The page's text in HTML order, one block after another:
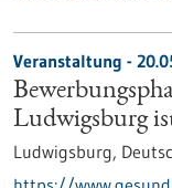
Veranstaltung -
Ludwigsburg
Ludwigsburg,